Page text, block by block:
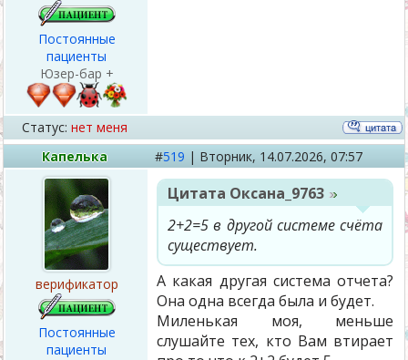
Постоянные
пациенты
Юзер-бар +
Статус: нет меня
Капелька
#519 | Вторник, 14.07.2026, 07:57
верификатор
Постоянные
пациенты
Цитата Оксана_9763
2+2=5 в другой системе счёта
существует.
А какая другая система отчета?
Она одна всегда была и будет.
Миленькая моя, меньше
слушайте тех, кто Вам втирает